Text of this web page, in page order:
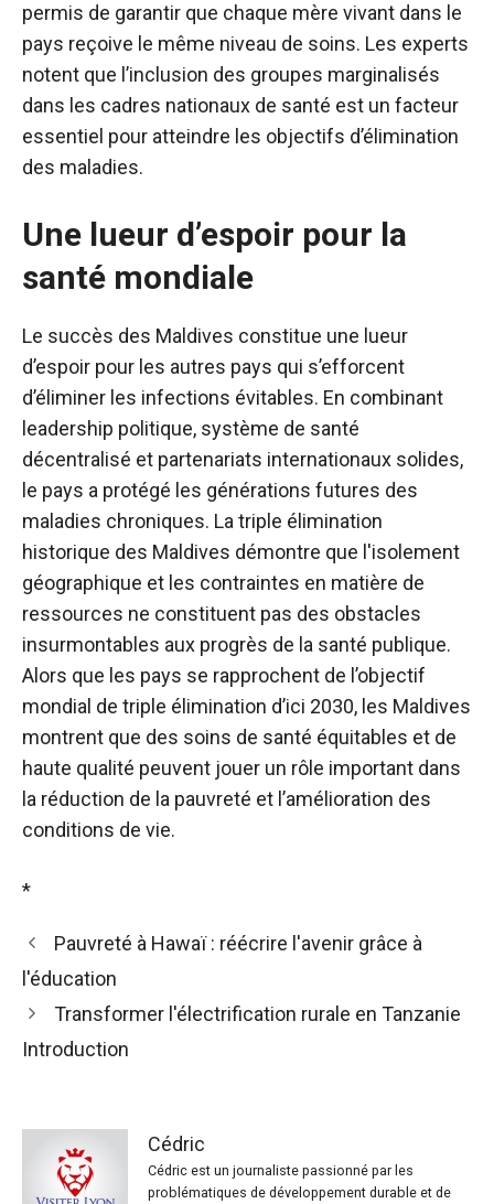
permis de garantir que chaque mère vivant dans le
pays reçoive le même niveau de soins. Les experts
notent que l’inclusion des groupes marginalisés
dans les cadres nationaux de santé est un facteur
essentiel pour atteindre les objectifs d’élimination
des maladies.
Une lueur d’espoir pour la
santé mondiale
Le succès des Maldives constitue une lueur
d’espoir pour les autres pays qui s’efforcent
d’éliminer les infections évitables. En combinant
leadership politique, système de santé
décentralisé et partenariats internationaux solides,
le pays a protégé les générations futures des
maladies chroniques. La triple élimination
historique des Maldives démontre que l'isolement
géographique et les contraintes en matière de
ressources ne constituent pas des obstacles
insurmontables aux progrès de la santé publique.
Alors que les pays se rapprochent de l’objectif
mondial de triple élimination d’ici 2030, les Maldives
montrent que des soins de santé équitables et de
haute qualité peuvent jouer un rôle important dans
la réduction de la pauvreté et l’amélioration des
conditions de vie.
*
Pauvreté à Hawaï : réécrire l'avenir grâce à
l'éducation
Transformer l'électrification rurale en Tanzanie
Introduction
Cédric
Cédric est un journaliste passionné par les
problématiques de développement durable et de